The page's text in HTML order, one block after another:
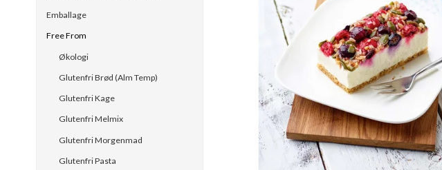
Emballage
Free From
Økologi
Glutenfri Brød (Alm Temp)
Glutenfri Kage
Glutenfri Melmix
Glutenfri Morgenmad
Glutenfri Pasta